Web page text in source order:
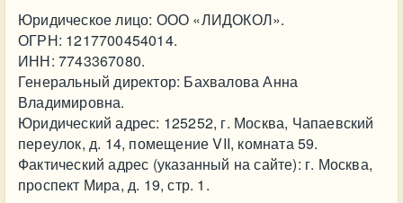
Юридическое лицо: ООО «ЛИДОКОЛ».
ОГРН: 1217700454014.
ИНН: 7743367080.
Генеральный директор: Бахвалова Анна
Владимировна.
Юридический адрес: 125252, г. Москва, Чапаевский
переулок, д. 14, помещение VII, комната 59.
Фактический адрес (указанный на сайте): г. Москва,
проспект Мира, д. 19, стр. 1.